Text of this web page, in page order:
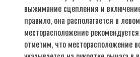
выжимание сцепления и
правило, она располагается в
месторасположение
отметим, что месторасположение